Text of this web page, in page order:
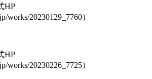
HP
works/20230129_7760）
HP
works/20230226_7725）